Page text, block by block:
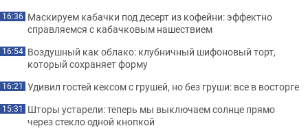
16:36 Маскируем кабачки под десерт из кофейни: эффектно
справляемся с кабачковым нашествием
16:54 Воздушный как облако: клубничный шифоновый торт,
который сохраняет форму
16:21 Удивил гостей кексом с грушей, но без груши: все в восторге
15:31 Шторы устарели: теперь мы выключаем солнце прямо
через стекло одной кнопкой